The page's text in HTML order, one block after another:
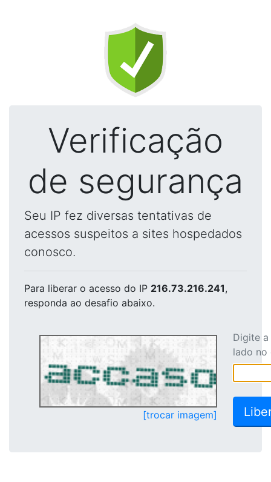
Verificação
de segurança
Seu IP fez diversas tentativas de
acessos suspeitos a sites hospedados
conosco.
Para liberar o acesso do IP 216.73.216.241,
responda ao desafio abaixo.
[trocar imagem]
Digite
lado no